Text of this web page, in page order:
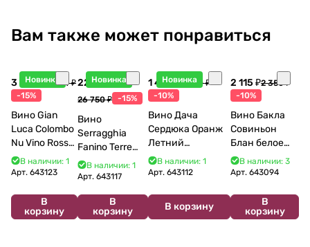
Вам также может понравиться
Новинка
3 998 ₽4 704 ₽
-15%
Вино Gian
Luca Colombo
Nu Vino Rosso
2025 750 мл
В наличии: 1
Арт. 643123
В
корзину
Новинка
22 738 ₽
26 750 ₽ -15%
Вино
Serragghia
Fanino Terre
Siciliane IGP
2022 750 мл
В наличии: 1
Арт.643117
В
корзину
Новинка
1 440 ₽1 600 ₽
-10%
Вино Дача
Сердюка Оранж
Летний
Сибирьковый
2024 750 мл
В наличии: 1
Арт. 643112
В корзину
2 115 ₽2 350 ₽
-10%
Вино Бакла
Совиньон
Блан белое
сухое 750 мл
12%
В наличии: 3
Арт.643094
В
корзину